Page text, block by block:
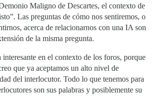
Maligno de Descartes, el contexto de
Las preguntas de cómo nos sentiremos, o
acerca de relacionarnos con una IA son
de la misma pregunta.
interesante en el contexto de los foros, porque
que ya aceptamos un alto nivel de
del interlocutor. Todo lo que tenemos para
son sus palabras y posiblemente su